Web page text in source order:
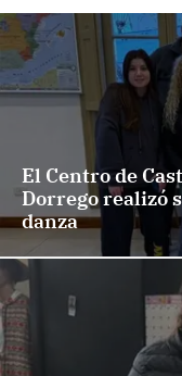
El Centro de
Dorrego realizó
danza